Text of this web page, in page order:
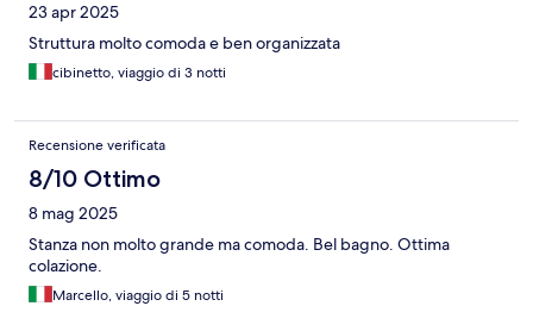
23 apr 2025
Struttura molto comoda e ben organizzata
cibinetto, viaggio di 3 notti
Recensione verificata
8/10 Ottimo
8 mag 2025
Stanza non molto grande ma comoda. Bel bagno. Ottima
colazione.
Marcello, viaggio di 5 notti